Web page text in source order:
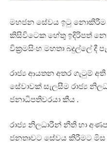
මහජන සේවය ඉටු නොකිරීම
කිසිවිටෙක හේතු ඉදිරිපත්
වික්‍රමසිංහ මහතා බදුල්ලේ දී
රාජ්‍ය ආයතන අතර ගැටුම්
සේවාවක් සැලසීම රාජ්‍ය
ජනාධිපතිවරයා කීය .
රාජ්‍ය නිලධාරීන් නීති හා
ජනතාවට සේවය කිරීමට